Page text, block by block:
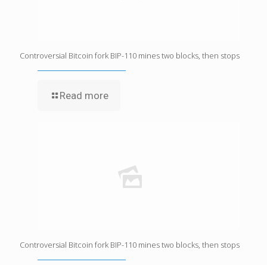
Controversial Bitcoin fork BIP-110 mines two blocks, then stops
Read more
Controversial Bitcoin fork BIP-110 mines two blocks, then stops